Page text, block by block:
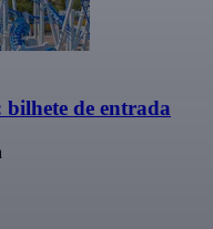
de entrada